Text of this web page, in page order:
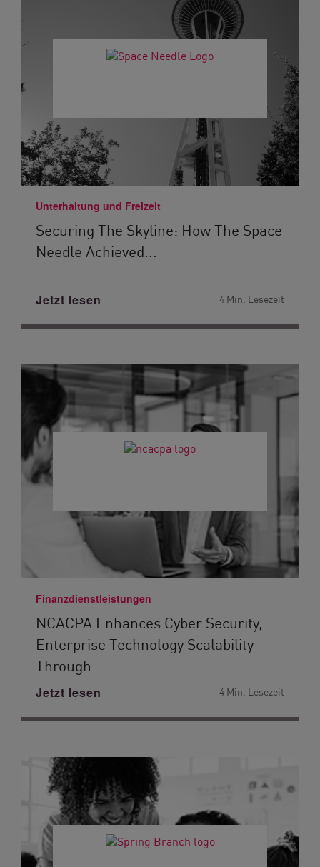
Unterhaltung und Freizeit
Securing The Skyline: How The Space
Needle Achieved...
Jetzt lesen 4 Min. Lesezeit
Finanzdienstleistungen
NCACPA Enhances Cyber Security,
Enterprise Technology Scalability
Through...
Jetzt lesen 4 Min. Lesezeit